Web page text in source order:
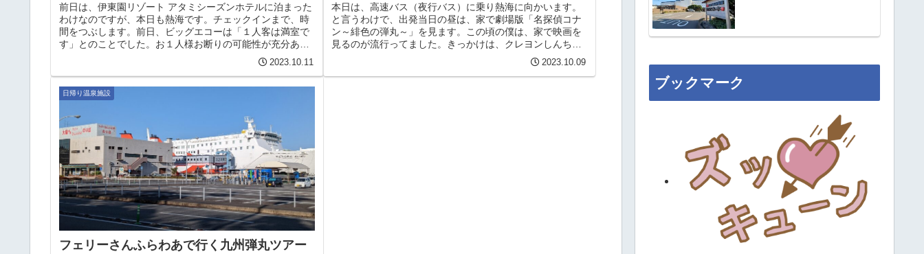
前日は、伊東園リゾート アタミシーズンホテルに泊まった
わけなのですが、本日も熱海です。チェックインまで、時
間をつぶします。前日、ビッグエコーは「１人客は満室で
す」とのことでした。お１人様お断りの可能性が充分あり
2023.10.11
本日は、高速バス（夜行バス）に乗り熱海に向かいます。
と言うわけで、出発当日の昼は、家で劇場版「名探偵コナ
ン～緋色の弾丸～」を見ます。この頃の僕は、家で映画を
見るのが流行ってました。きっかけは、クレヨンしんちゃ
2023.10.09
日帰り温泉施設
フェリーさんふらわあで行く九州弾丸ツアー
ブックマーク